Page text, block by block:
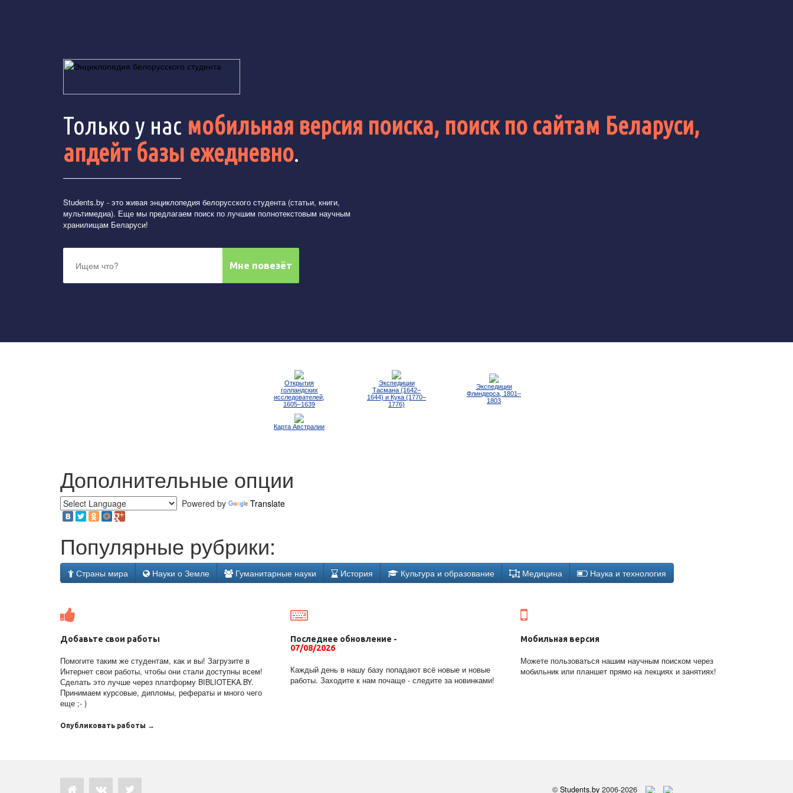
Только у нас мобильная версия поиска, поиск по сайтам Беларуси,
апдейт базы ежедневно.
Students.by - это живая энциклопедия белорусского студента (статьи, книги,
мультимедиа). Еще мы предлагаем поиск по лучшим полнотекстовым научным
хранилищам Беларуси!
Открытия
голландских
исследователей,
1605–1639
Экспедиции
Тасмана (1642–
1644) и Кука (1770–
1776)
Экспедиции
Флиндерса, 1801–
1803
Карта Австралии
Дополнительные опции
Powered by Translate
Популярные рубрики:
Страны мира Науки о Земле Гуманитарные науки История Культура и образование Медицина Наука и технология
Добавьте свои работы
Помогите таким же студентам, как и вы! Загрузите в
Интернет свои работы, чтобы они стали доступны всем!
Сделать это лучше через платформу BIBLIOTEKA.BY.
Принимаем курсовые, дипломы, рефераты и много чего
еще ;- )
Опубликовать работы →
Последнее обновление -
07/08/2026
Каждый день в нашу базу попадают всё новые и новые
работы. Заходите к нам почаще - следите за новинками!
Мобильная версия
Можете пользоваться нашим научным поиском через
мобильник или планшет прямо на лекциях и занятиях!
© Students.by 2006-2026